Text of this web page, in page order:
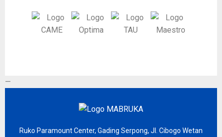
—
Ruko Paramount Center, Gading Serpong, Jl. Cibogo Wetan